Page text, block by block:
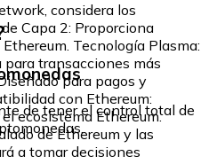
considera los
Capa 2: Proporciona
Tecnología Plasma:
transacciones más
para pagos y
con Ethereum:
ecosistema Ethereum.
de Ethereum y las
a tomar decisiones
de tener el control total de